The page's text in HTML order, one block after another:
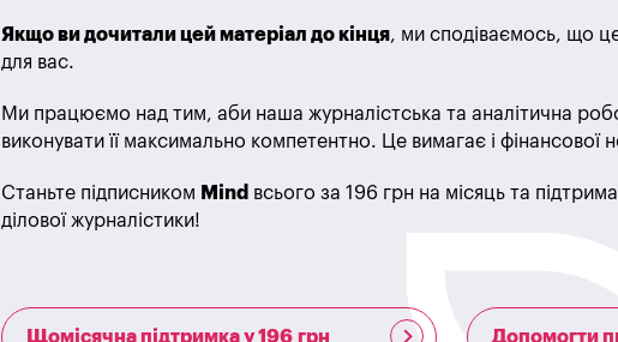
Якщо ви дочитали цей матеріал до кінця, ми сподіваємось, що
для вас.
Ми працюємо над тим, аби наша журналістська та аналітична
виконувати її максимально компетентно. Це вимагає і фінансової
Станьте підписником Mind всього за 196 грн на місяць та
ділової журналістики!
Щомісячна підтримка у 196 грн Допомогти